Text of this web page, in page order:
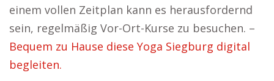
einem vollen Zeitplan kann es herausfordernd
sein, regelmäßig Vor-Ort-Kurse zu besuchen. –
Bequem zu Hause diese Yoga Siegburg digital
begleiten.